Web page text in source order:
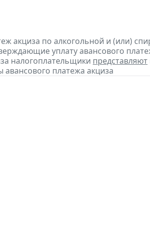
акциза по алкогольной и (или)
уплату авансового
налогоплательщики представляют
платежа акциза